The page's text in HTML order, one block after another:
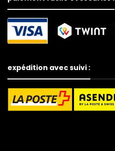
expédition avec suivi :